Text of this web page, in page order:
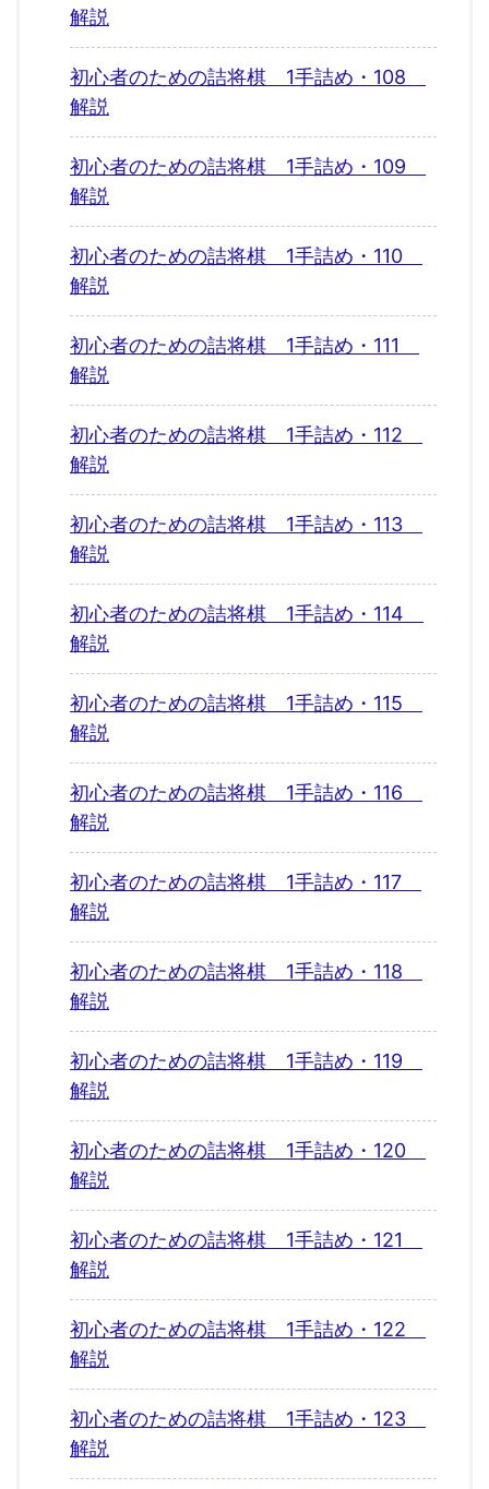
解説
初心者のための詰将棋 1手詰め・108
解説
初心者のための詰将棋 1手詰め・109
解説
初心者のための詰将棋 1手詰め・110
解説
初心者のための詰将棋 1手詰め・111
解説
初心者のための詰将棋 1手詰め・112
解説
初心者のための詰将棋 1手詰め・113
解説
初心者のための詰将棋 1手詰め・114
解説
初心者のための詰将棋 1手詰め・115
解説
初心者のための詰将棋 1手詰め・116
解説
初心者のための詰将棋 1手詰め・117
解説
初心者のための詰将棋 1手詰め・118
解説
初心者のための詰将棋 1手詰め・119
解説
初心者のための詰将棋 1手詰め・120
解説
初心者のための詰将棋 1手詰め・121
解説
初心者のための詰将棋 1手詰め・122
解説
初心者のための詰将棋 1手詰め・123
解説